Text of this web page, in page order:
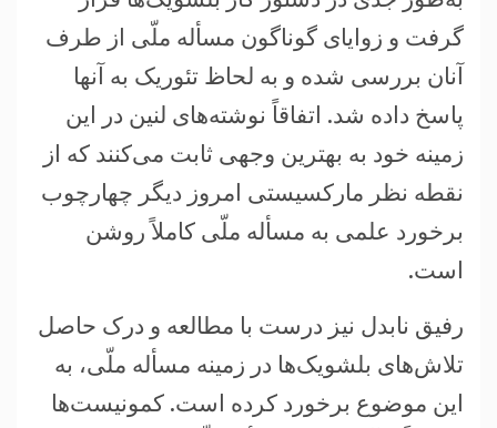
گرفت و زوایای گوناگون مسأله ملّی از طرف
آنان بررسی شده و به لحاظ تئوریک به آنها
پاسخ داده شد. اتفاقاً نوشته‌های لنین در این
زمینه خود به بهترین وجهی ثابت می‌کنند که از
نقطه نظر مارکسیستی امروز دیگر چهارچوب
برخورد علمی به مسأله ملّی کاملاً روشن
است.
رفیق نابدل نیز درست با مطالعه و درک حاصل
تلاش‌های بلشویک‌ها در زمینه مسأله ملّی، به
این موضوع برخورد کرده است. کمونیست‌ها